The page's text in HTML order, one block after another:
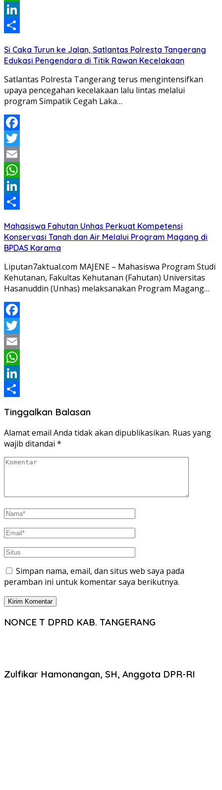
WhatsApp
LinkedIn
Si Caka Turun ke Jalan, Satlantas Polresta Tangerang
Edukasi Pengendara di Titik Rawan Kecelakaan
Satlantas Polresta Tangerang terus mengintensifkan
upaya pencegahan kecelakaan lalu lintas melalui
program Simpatik Cegah Laka…
Facebook
Twitter
Email
WhatsApp
LinkedIn
Mahasiswa Fahutan Unhas Perkuat Kompetensi
Konservasi Tanah dan Air Melalui Program Magang di
BPDAS Karama
Liputan7aktual.com MAJENE – Mahasiswa Program Studi
Kehutanan, Fakultas Kehutanan (Fahutan) Universitas
Hasanuddin (Unhas) melaksanakan Program Magang…
Facebook
Twitter
Email
WhatsApp
LinkedIn
Tinggalkan Balasan
Alamat email Anda tidak akan dipublikasikan. Ruas yang
wajib ditandai *
Simpan nama, email, dan situs web saya pada
peramban ini untuk komentar saya berikutnya.
NONCE T DPRD KAB. TANGERANG
Zulfikar Hamonangan, SH, Anggota DPR-RI